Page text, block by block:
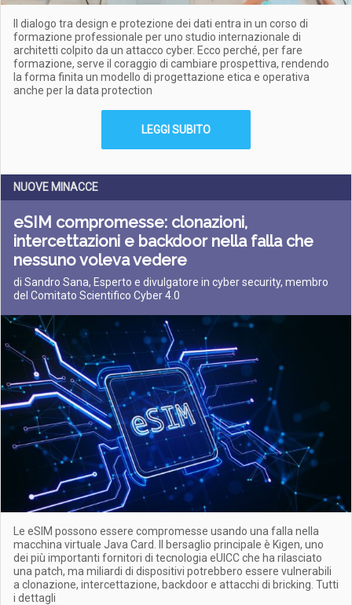
Il dialogo tra design e protezione dei dati entra in un corso di
formazione professionale per uno studio internazionale di
architetti colpito da un attacco cyber. Ecco perché, per fare
formazione, serve il coraggio di cambiare prospettiva, rendendo
la forma finita un modello di progettazione etica e operativa
anche per la data protection
LEGGI SUBITO
NUOVE MINACCE
eSIM compromesse: clonazioni,
intercettazioni e backdoor nella falla che
nessuno voleva vedere
di Sandro Sana, Esperto e divulgatore in cyber security, membro
del Comitato Scientifico Cyber 4.0
Le eSIM possono essere compromesse usando una falla nella
macchina virtuale Java Card. Il bersaglio principale è Kigen, uno
dei più importanti fornitori di tecnologia eUICC che ha rilasciato
una patch, ma miliardi di dispositivi potrebbero essere vulnerabili
a clonazione, intercettazione, backdoor e attacchi di bricking. Tutti
i dettagli